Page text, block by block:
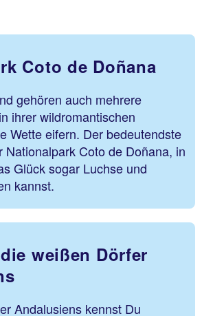
Coto de Doñana
gehören auch mehrere
ihrer wildromantischen
Wette eifern. Der bedeutendste
Nationalpark Coto de Doñana, in
Glück sogar Luchse und
kannst.
weißen Dörfer
Andalusiens kennst Du